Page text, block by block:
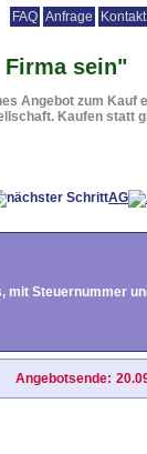
FAQ Anfrage Kontakt
Rechtsformen
Firma sein"
Angebot zum Kauf
Kaufen statt
AG
mit Steuernummer
Angebotsende: